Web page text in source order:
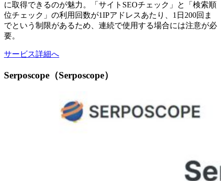
に取得できるのが魅力。「サイトSEOチェック」と「検索順
位チェック」の利用回数が1IPアドレスあたり、1日200回ま
でという制限があるため、連続で使用する場合には注意が必
要。
サービス詳細へ
Serposcope（Serposcope）